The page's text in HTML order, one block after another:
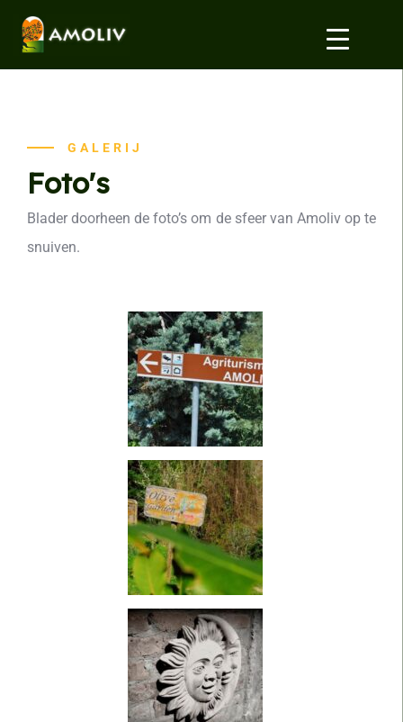
GALERIJ
Foto's
Blader doorheen de foto’s om de sfeer van Amoliv op te
snuiven.